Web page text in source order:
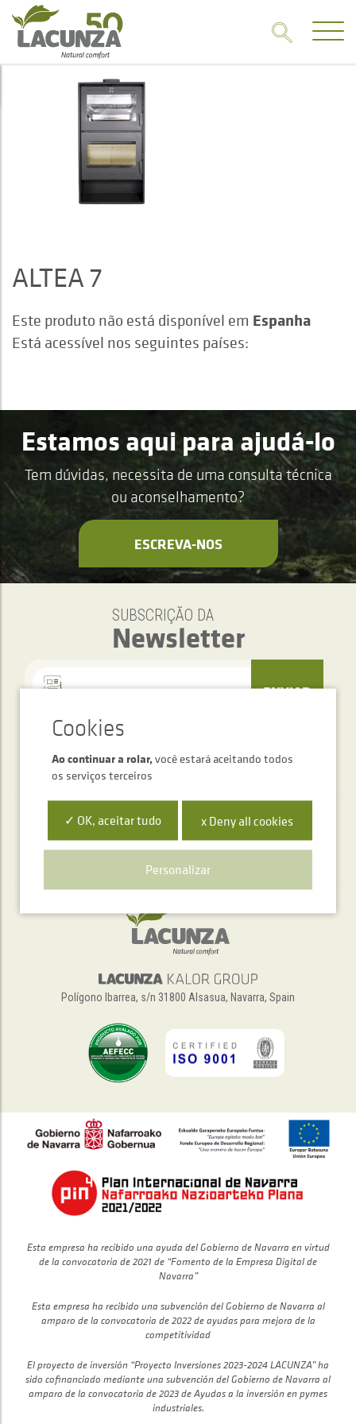
ALTEA 7
Este produto não está disponível em Espanha
Está acessível nos seguintes países:
Estamos aqui para ajudá-lo
Tem dúvidas, necessita de uma consulta técnica
ou aconselhamento?
ESCREVA-NOS
SUBSCRIÇÃO DA
Newsletter
ENVIAR
Serviço de atendimento telefónico
+34 948 563 511
Polígono Ibarrea, s/n 31800 Alsasua, Navarra, Spain
Esta empresa ha recibido una ayuda del Gobierno de Navarra en virtud
de la convocatoria de 2021 de “Fomento de la Empresa Digital de
Navarra”
Esta empresa ha recibido una subvención del Gobierno de Navarra al
amparo de la convocatoria de 2022 de ayudas para mejora de la
competitividad
El proyecto de inversión “Proyecto Inversiones 2023-2024 LACUNZA” ha
sido cofinanciado mediante una subvención del Gobierno de Navarra al
amparo de la convocatoria de 2023 de Ayudas a la inversión en pymes
industriales.
Ao continuar a rolar,você estará aceitando todos
os serviços terceiros
✓ OK, aceitar tudo x Deny all cookies
Personalizar